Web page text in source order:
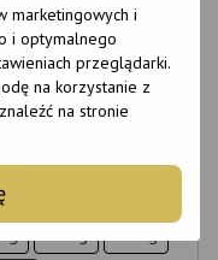
marketingowych i
i optymalnego
przeglądarki.
na korzystanie z
na stronie
15
Nanobotox Nano BTX
1 kg